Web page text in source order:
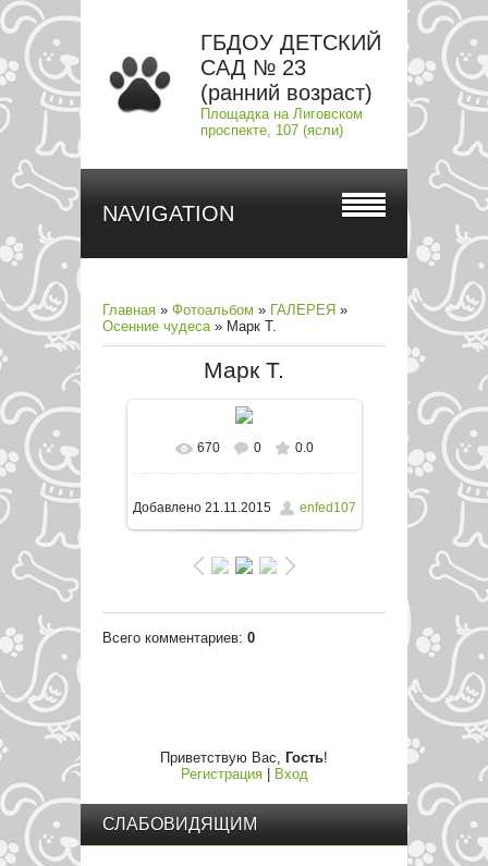
ГБДОУ ДЕТСКИЙ
САД № 23
(ранний возраст)
Площадка на Лиговском
проспекте, 107 (ясли)
NAVIGATION
Главная » Фотоальбом » ГАЛЕРЕЯ »
Осенние чудеса» Марк Т.
Марк Т.
В реальном размере 807x564
/ 104.8Kb
670 0 0.0
Добавлено21.11.2015 enfed107
Всего комментариев: 0
Приветствую Вас Гость!
Регистрация| Вход
СЛАБОВИДЯЩИМ